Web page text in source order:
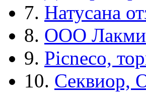
7. Натусана
8. ООО
9. Picneco,
10. Секвиор,